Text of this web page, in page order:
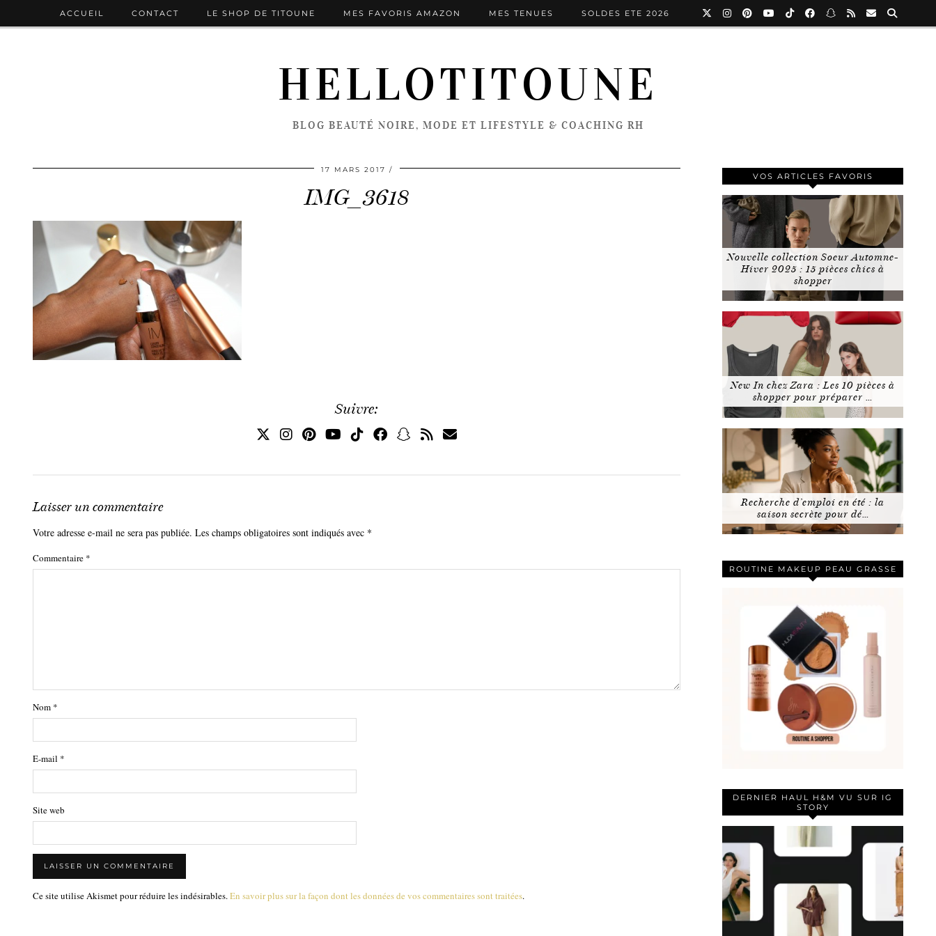
HELLOTITOUNE
BLOG BEAUTÉ NOIRE, MODE ET LIFESTYLE & COACHING RH
ACCUEIL CONTACT LE SHOP DE TITOUNE MES FAVORIS AMAZON MES TENUES SOLDES ETE 2026
17 MARS 2017
IMG_3618
Suivre:
Laisser un commentaire
Votre adresse e-mail ne sera pas publiée. Les champs obligatoires sont indiqués avec *
Commentaire *
Nom *
E-mail *
Site web
Ce site utilise Akismet pour réduire les indésirables. En savoir plus sur la façon dont les données de vos commentaires sont traitées.
VOS ARTICLES FAVORIS
Nouvelle collection Soeur Automne-
Hiver 2025 : 15 pièces chics à
shopper
New In chez Zara : Les 10 pièces à
shopper pour préparer …
Recherche d’emploi en été : la
saison secrète pour dé…
ROUTINE MAKEUP PEAU GRASSE
DERNIER HAUL H&M VU SUR IG
STORY